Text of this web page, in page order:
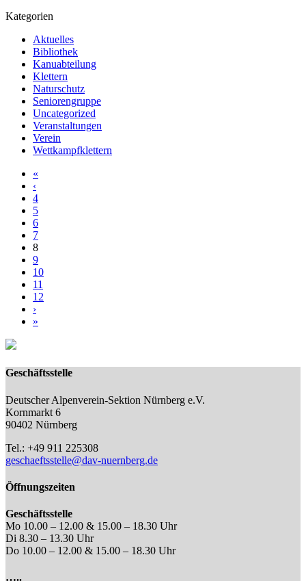
Kategorien
Aktuelles
Bibliothek
Kanuabteilung
Klettern
Naturschutz
Seniorengruppe
Uncategorized
Veranstaltungen
Verein
Wettkampfklettern
«
‹
4
5
6
7
8
9
10
11
12
›
»
Geschäftsstelle
Deutscher Alpenverein-Sektion Nürnberg e.V.
Kornmarkt 6
90402 Nürnberg
Tel.: +49 911 225308
geschaeftsstelle@dav-nuernberg.de
Öffnungszeiten
Geschäftsstelle
Mo 10.00 – 12.00 & 15.00 – 18.30 Uhr
Di 8.30 – 13.30 Uhr
Do 10.00 – 12.00 & 15.00 – 18.30 Uhr
…..